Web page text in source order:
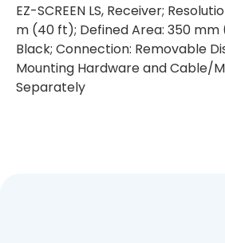
EZ-SCREEN LS, Receiver;
m (40 ft); Defined Area: 350 mm
Black; Connection: Removable
Mounting Hardware and Cable/
Separately